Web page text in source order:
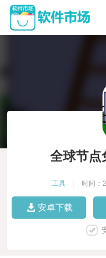
全球节点
工具 时间：
安卓下载